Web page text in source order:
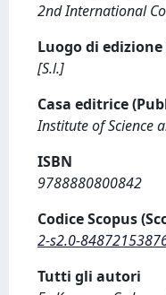
2nd International
Luogo di
[S.l.]
Casa editrice
Institute of Science
ISBN
9788880800842
Codice Scopus
2-s2.0-
Tutti gli autori